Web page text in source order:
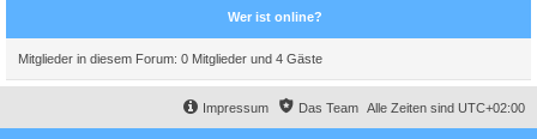
Wer ist online?
Mitglieder in diesem Forum: 0 Mitglieder und 4 Gäste
Alle Zeiten sind UTC+02:00
Das Team
Impressum